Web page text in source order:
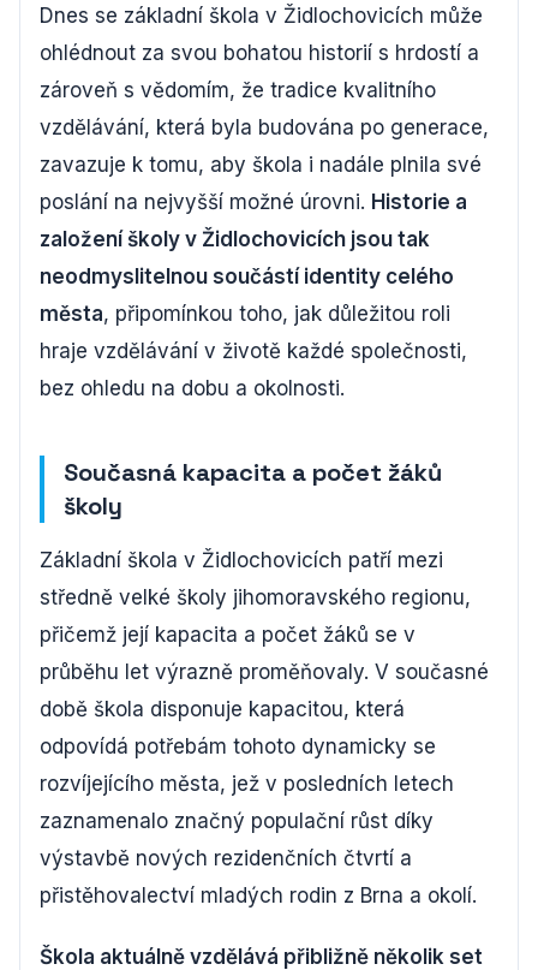
Dnes se základní škola v Židlochovicích může
ohlédnout za svou bohatou historií s hrdostí a
zároveň s vědomím, že tradice kvalitního
vzdělávání, která byla budována po generace,
zavazuje k tomu, aby škola i nadále plnila své
poslání na nejvyšší možné úrovni. Historie a
založení školy v Židlochovicích jsou tak
neodmyslitelnou součástí identity celého
města, připomínkou toho, jak důležitou roli
hraje vzdělávání v životě každé společnosti,
bez ohledu na dobu a okolnosti.
Současná kapacita a počet žáků
školy
Základní škola v Židlochovicích patří mezi
středně velké školy jihomoravského regionu,
přičemž její kapacita a počet žáků se v
průběhu let výrazně proměňovaly. V současné
době škola disponuje kapacitou, která
odpovídá potřebám tohoto dynamicky se
rozvíjejícího města, jež v posledních letech
zaznamenalo značný populační růst díky
výstavbě nových rezidenčních čtvrtí a
přistěhovalectví mladých rodin z Brna a okolí.
Škola aktuálně vzdělává přibližně několik set